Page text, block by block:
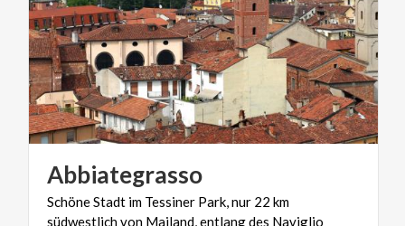
Abbiategrasso
Schöne Stadt im Tessiner Park, nur 22 km
südwestlich von Mailand, entlang des Naviglio